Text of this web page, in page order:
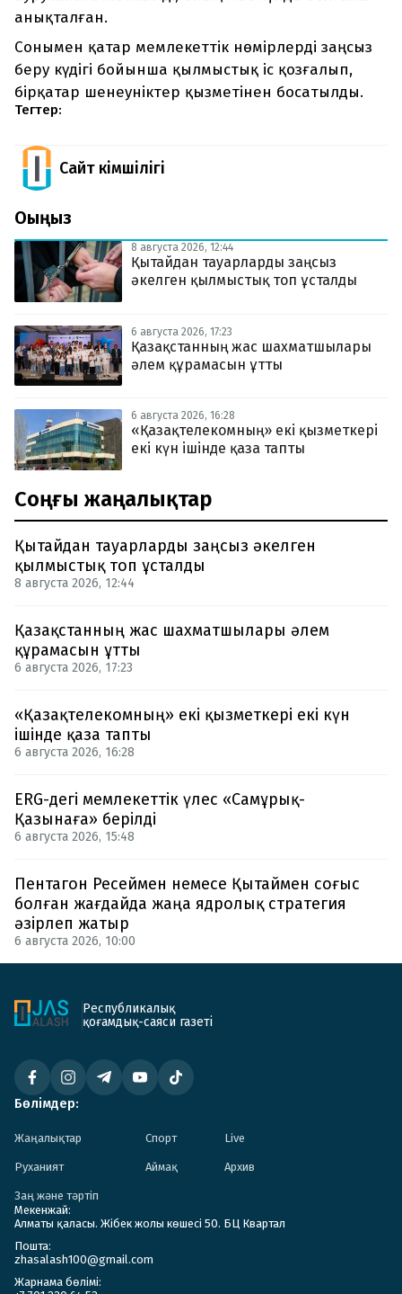
анықталған.
Сонымен қатар мемлекеттік нөмірлерді заңсыз
беру күдігі бойынша қылмыстық іс қозғалып,
бірқатар шенеуніктер қызметінен босатылды.
Тегтер:
Сайт Әкімшілігі
Оқыңыз
8 августа 2026, 12:44
Қытайдан тауарларды заңсыз
әкелген қылмыстық топ ұсталды
6 августа 2026, 17:23
Қазақстанның жас шахматшылары
әлем құрамасын ұтты
6 августа 2026, 16:28
«Қазақтелекомның» екі қызметкері
екі күн ішінде қаза тапты
Соңғы жаңалықтар
Қытайдан тауарларды заңсыз әкелген
қылмыстық топ ұсталды
8 августа 2026, 12:44
Қазақстанның жас шахматшылары әлем
құрамасын ұтты
6 августа 2026, 17:23
«Қазақтелекомның» екі қызметкері екі күн
ішінде қаза тапты
6 августа 2026, 16:28
ERG-дегі мемлекеттік үлес «Самұрық-
Қазынаға» берілді
6 августа 2026, 15:48
Пентагон Ресеймен немесе Қытаймен соғыс
болған жағдайда жаңа ядролық стратегия
әзірлеп жатыр
6 августа 2026, 10:00
Республикалық
қоғамдық-саяси газеті
Бөлімдер:
Жаңалықтар Спорт Live
Руханият Аймақ Архив
Заң және тәртіп
Мекенжай:
Алматы қаласы. Жібек жолы көшесі 50. БЦ Квартал
Пошта:
zhasalash100@gmail.com
Жарнама бөлімі: